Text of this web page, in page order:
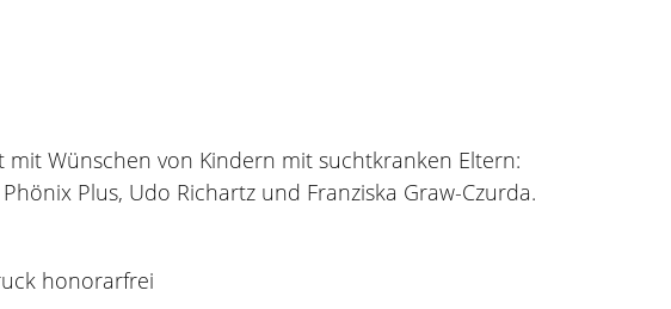
mit Wünschen von Kindern mit suchtkranken Eltern:
Plus, Udo Richartz und Franziska Graw-Czurda.
honorarfrei